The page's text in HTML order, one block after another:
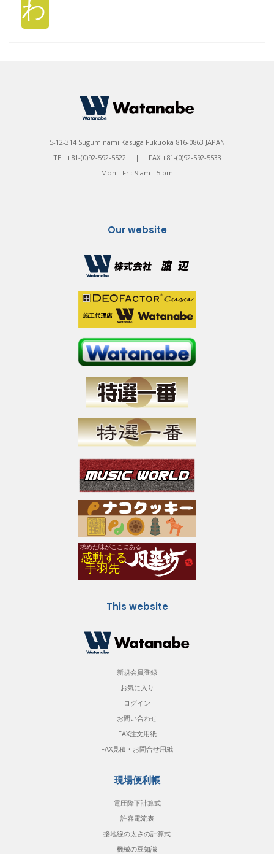
わ
5-12-314 Suguminami Kasuga Fukuoka 816-0863 JAPAN
TEL +81-(0)92-592-5522 | FAX +81-(0)92-592-5533
Mon - Fri: 9 am - 5 pm
Our website
This website
新規会員登録
お気に入り
ログイン
お問い合わせ
FAX注文用紙
FAX見積・お問合せ用紙
現場便利帳
電圧降下計算式
許容電流表
接地線の太さの計算式
機械の豆知識